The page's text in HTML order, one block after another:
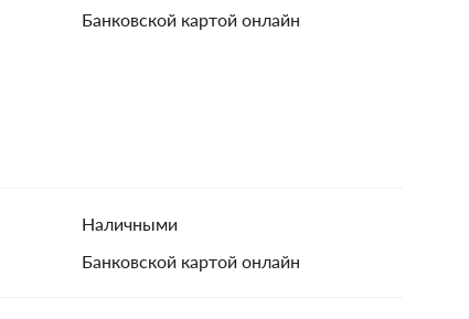
Банковской картой онлайн
Наличными
Банковской картой онлайн